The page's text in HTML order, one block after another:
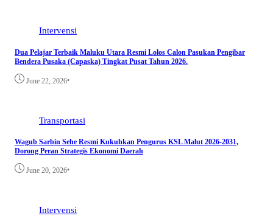
Intervensi
Dua Pelajar Terbaik Maluku Utara Resmi Lolos Calon Pasukan Pengibar
Bendera Pusaka (Capaska) Tingkat Pusat Tahun 2026.
June 22, 2026•
Transportasi
Wagub Sarbin Sehe Resmi Kukuhkan Pengurus KSL Malut 2026-2031,
Dorong Peran Strategis Ekonomi Daerah
June 20, 2026•
Intervensi